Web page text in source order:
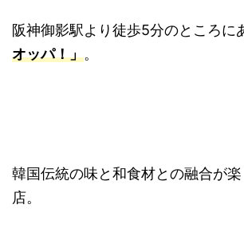
阪神御影駅より徒歩5分のところに
オッパ！」。
韓国伝統の味と和食材との融合が
店。